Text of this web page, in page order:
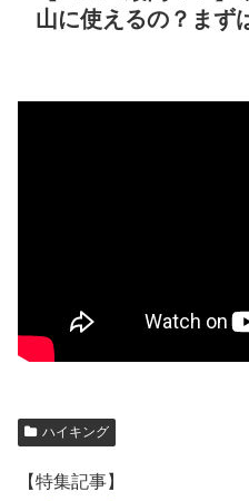
山に使えるの？まず
ハイキング
【特集記事】